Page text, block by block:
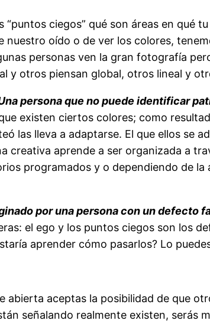
ciegos” qué son áreas en qué
oído o de ver los colores,
personas ven la gran fotografía
y otros piensan global, otros lineal y
persona que no puede identificar
existen ciertos colores; como
las lleva a adaptarse. El que ellos se
creativa aprende a ser organizada a
programados y o dependiendo de
por una persona con un defecto
el ego y los puntos ciegos son los
aprender cómo pasarlos? Lo
aceptas la posibilidad de que
señalando realmente existen, serás